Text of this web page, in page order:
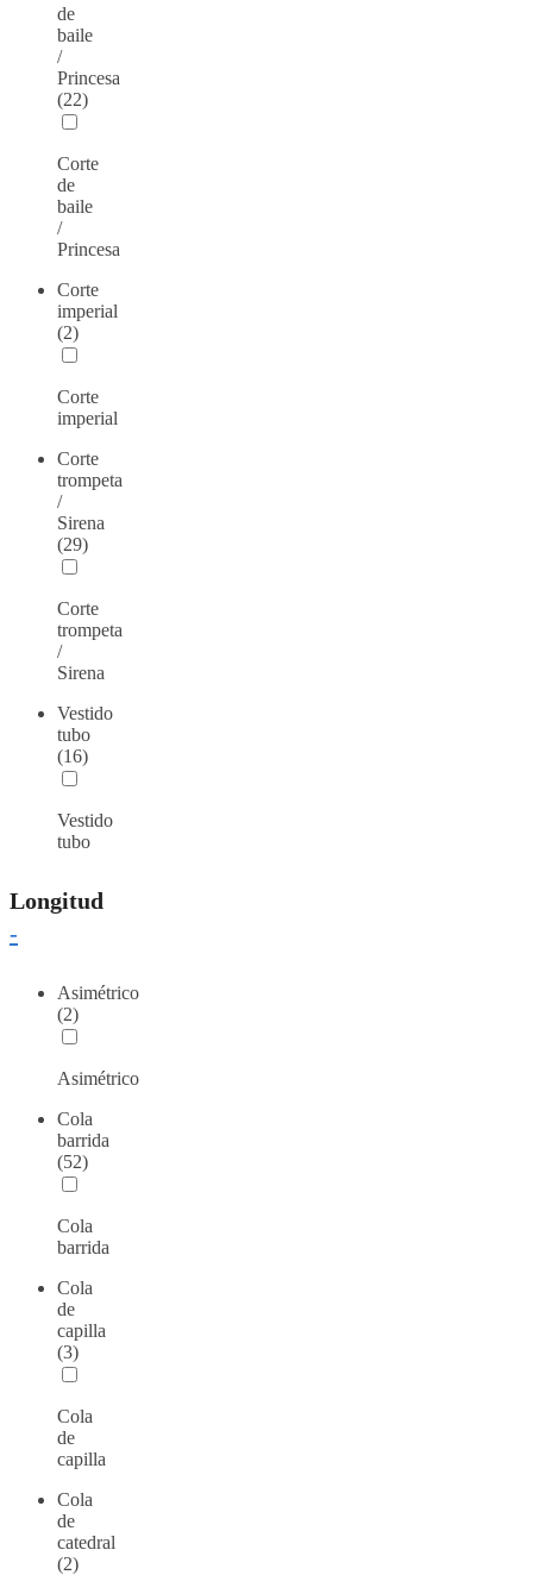
de
baile
/
Princesa
(22)
Corte
de
baile
/
Princesa
Corte
imperial
(2)
Corte
imperial
Corte
trompeta
/
Sirena
(29)
Corte
trompeta
/
Sirena
Vestido
tubo
(16)
Vestido
tubo
Longitud
-
Asimétrico
(2)
Asimétrico
Cola
barrida
(52)
Cola
barrida
Cola
de
capilla
(3)
Cola
de
capilla
Cola
de
catedral
(2)